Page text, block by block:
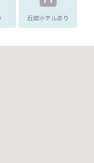
近隣ホテルあり